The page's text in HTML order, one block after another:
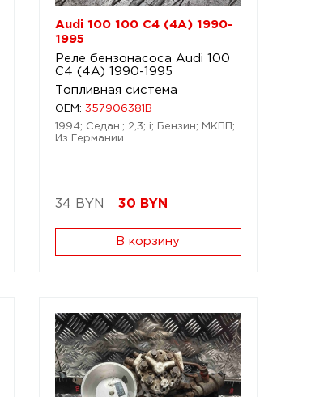
Audi 100 100 C4 (4A) 1990-
1995
Реле бензонасоса Audi 100
C4 (4A) 1990-1995
Топливная система
OEM: 357906381B
1994; Седан.; 2,3; i; Бензин; МКПП;
Из Германии.
34 BYN 30 BYN
В корзину